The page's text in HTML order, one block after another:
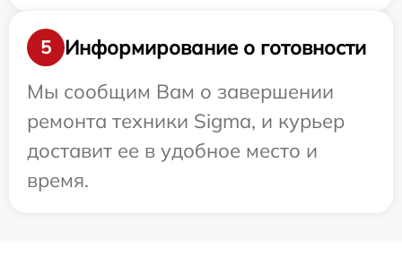
5
Информирование о готовности
Мы сообщим Вам о завершении
ремонта техники Sigma, и курьер
доставит ее в удобное место и
время.